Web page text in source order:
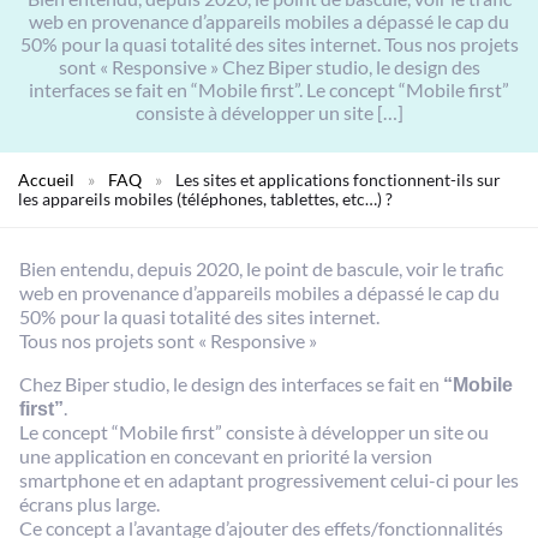
web en provenance d’appareils mobiles a dépassé le cap du
50% pour la quasi totalité des sites internet. Tous nos projets
sont « Responsive » Chez Biper studio, le design des
interfaces se fait en “Mobile first”. Le concept “Mobile first”
consiste à développer un site […]
Accueil » FAQ »
Les sites et applications fonctionnent-ils sur
les appareils mobiles (téléphones, tablettes, etc…) ?
Bien entendu,depuis 2020, le point de bascule, voir le trafic
web en provenance d’appareils mobiles a dépassé le cap du
50% pour la quasi totalité des sites internet.
Tous nos projets sont « Responsive »
Chez Biper studio, le design des interfaces se fait en “Mobile
first”.
Le concept “Mobile first” consiste à développer un site ou
une application en concevant en priorité la version
smartphone et en adaptant progressivement celui-ci pour les
écrans plus large.
Ce concept a l’avantage d’ajouter des effets/fonctionnalités